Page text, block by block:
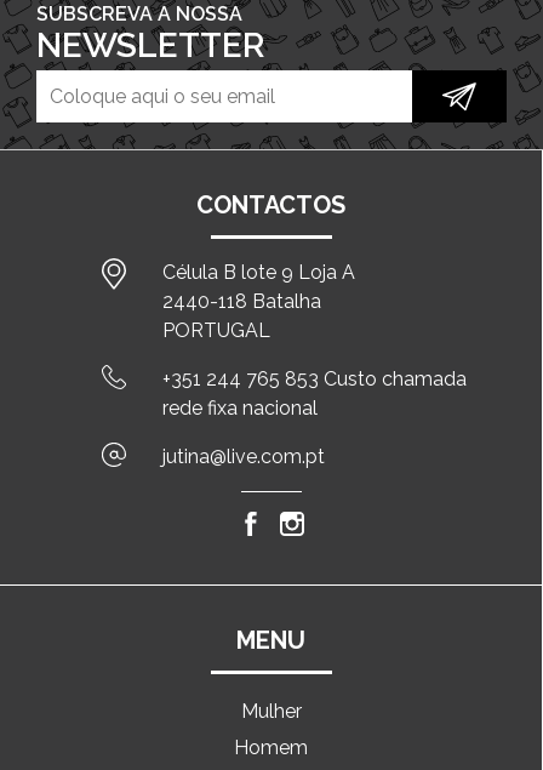
SUBSCREVA A NOSSA
NEWSLETTER
CONTACTOS
Célula B lote 9 Loja A
2440-118 Batalha
PORTUGAL
+351 244 765 853 Custo chamada
rede fixa nacional
jutina@live.com.pt
MENU
Mulher
Homem